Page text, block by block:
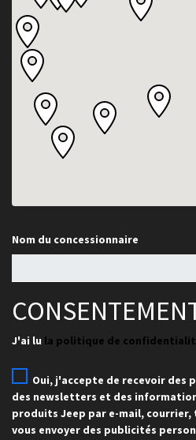
Nom du concessionnaire
J'ai lu la politique de
Oui, j'accepte de recevoir des
des newsletters et des
produits Jeep par e-mail, courrier,
vous envoyer des publicités